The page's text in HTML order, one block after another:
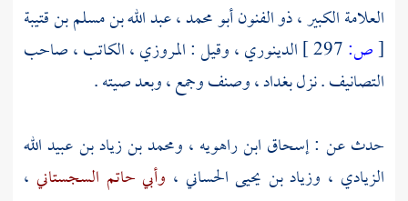
العلامة الكبير ، ذو الفنون أبو محمد ، عبد الله بن مسلم بن قتيبة
[ص:
الدينوري ، وقيل : المروزي ، الكاتب ، صاحب
التصانيف . نزلبغداد، وصنف وجمع ، وبعد صيته .
حدث عن :إسحاق ابن راهويه ، ومحمد بن زياد بن عبيد الله
الزيادي ، وزياد بن يحيى الحساني ، وأبي حاتم السجستاني ،